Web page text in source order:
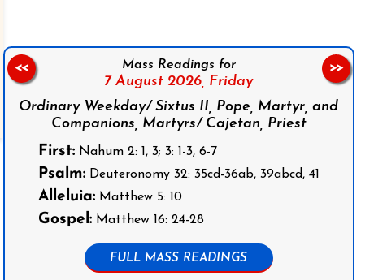
Mass Readings for
7 August 2026, Friday
Ordinary Weekday/ Sixtus II, Pope, Martyr, and
Companions, Martyrs/ Cajetan, Priest
First:Nahum 2: 1, 3; 3: 1-3, 6-7
Psalm:Deuteronomy 32: 35cd-36ab, 39abcd, 41
Alleluia:Matthew 5: 10
Gospel:Matthew 16: 24-28
FULL MASS READINGS
<< >>